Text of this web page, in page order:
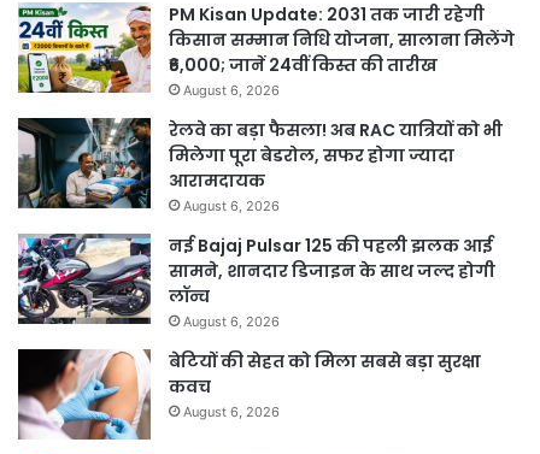
PM Kisan Update: 2031 तक जारी रहेगी
किसान सम्मान निधि योजना, सालाना मिलेंगे
₹6,000; जानें 24वीं किस्त की तारीख
August 6, 2026
रेलवे का बड़ा फैसला! अब RAC यात्रियों को भी
मिलेगा पूरा बेडरोल, सफर होगा ज्यादा
आरामदायक
August 6, 2026
नई Bajaj Pulsar 125 की पहली झलक आई
सामने, शानदार डिजाइन के साथ जल्द होगी
लॉन्च
August 6, 2026
बेटियों की सेहत को मिला सबसे बड़ा सुरक्षा
कवच
August 6, 2026